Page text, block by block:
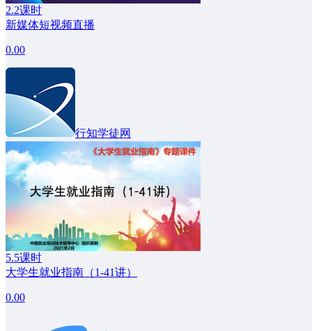
2.2课时
新媒体短视频直播
0.00
行知学徒网
5.5课时
大学生就业指南（1-41讲）
0.00